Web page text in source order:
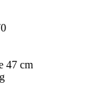
47 cm